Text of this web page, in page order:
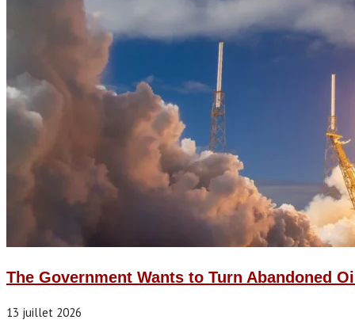
The Government Wants to Turn Abandoned
13 juillet 2026